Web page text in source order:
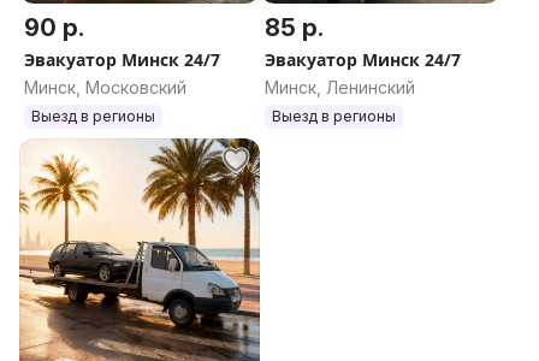
90 р.
Эвакуатор Минск 24/7
Минск, Московский
Выезд в регионы
85 р.
Эвакуатор Минск 24/7
Минск, Ленинский
Выезд в регионы